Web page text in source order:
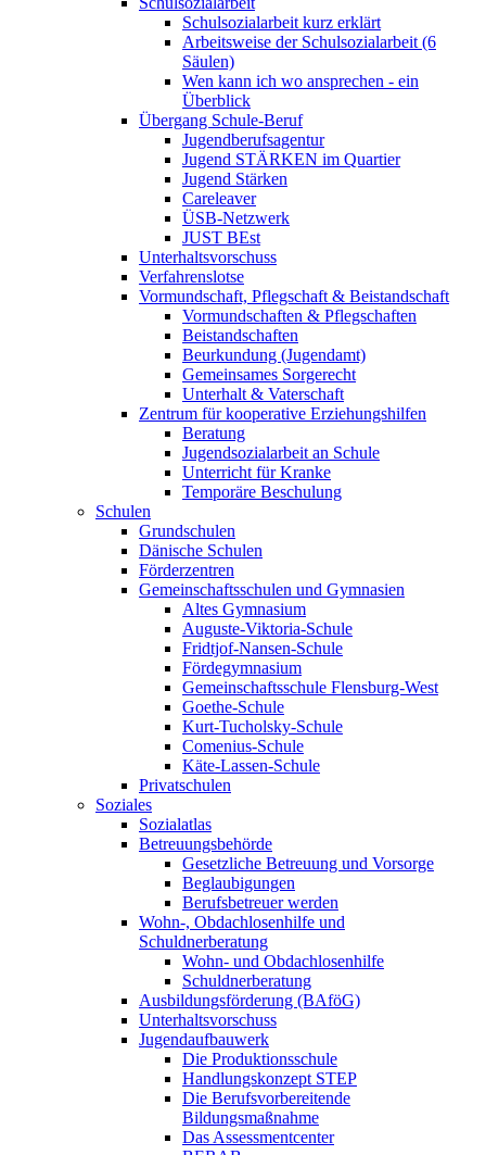
Schulsozialarbeit kurz erklärt
Arbeitsweise der Schulsozialarbeit (6
Säulen)
Wen kann ich wo ansprechen - ein
Überblick
Übergang Schule-Beruf
Jugendberufsagentur
Jugend STÄRKEN im Quartier
Jugend Stärken
Careleaver
ÜSB-Netzwerk
JUST BEst
Unterhaltsvorschuss
Verfahrenslotse
Vormundschaft, Pflegschaft & Beistandschaft
Vormundschaften & Pflegschaften
Beistandschaften
Beurkundung (Jugendamt)
Gemeinsames Sorgerecht
Unterhalt & Vaterschaft
Zentrum für kooperative Erziehungshilfen
Beratung
Jugendsozialarbeit an Schule
Unterricht für Kranke
Temporäre Beschulung
Schulen
Grundschulen
Dänische Schulen
Förderzentren
Gemeinschaftsschulen und Gymnasien
Altes Gymnasium
Auguste-Viktoria-Schule
Fridtjof-Nansen-Schule
Fördegymnasium
Gemeinschaftsschule Flensburg-West
Goethe-Schule
Kurt-Tucholsky-Schule
Comenius-Schule
Käte-Lassen-Schule
Privatschulen
Soziales
Sozialatlas
Betreuungsbehörde
Gesetzliche Betreuung und Vorsorge
Beglaubigungen
Berufsbetreuer werden
Wohn-, Obdachlosenhilfe und
Schuldnerberatung
Wohn- und Obdachlosenhilfe
Schuldnerberatung
Ausbildungsförderung (BAföG)
Unterhaltsvorschuss
Jugendaufbauwerk
Die Produktionsschule
Handlungskonzept STEP
Die Berufsvorbereitende
Bildungsmaßnahme
Das Assessmentcenter